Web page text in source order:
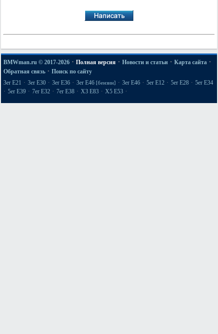
BMWman.ru © 2017-2026 · Полная версия · Новости и статьи · Карта сайта ·
Обратная связь · Поиск по сайту
3er E21 · 3er E30 · 3er E36 · 3er E46 [бензин] · 3er E46 · 5er E12 · 5er E28 · 5er E34
· 5er E39 · 7er E32 · 7er E38 · X3 E83 · X5 E53 ·